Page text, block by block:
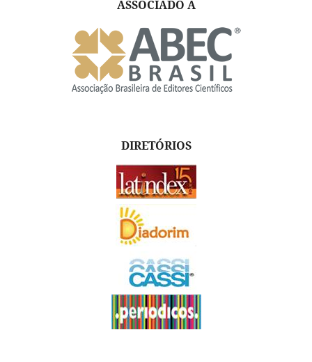
ASSOCIADO A
DIRETÓRIOS